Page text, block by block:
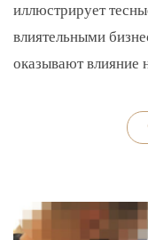
иллюстрирует
влиятельными
оказывают влияние